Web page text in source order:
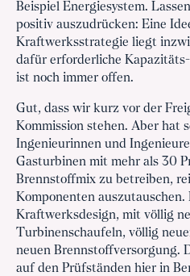
Beispiel Energiesystem.
positiv auszudrücken: Eine
Kraftwerksstrategie liegt
dafür erforderliche
ist noch immer offen.
Gut, dass wir kurz vor der
Kommission stehen. Aber hat
Ingenieurinnen und
Gasturbinen mit mehr als 30
Brennstoffmix zu betreiben,
Komponenten
Kraftwerksdesign, mit völlig
Turbinenschaufeln, völlig
neuen Brennstoffversorgung.
auf den Prüfständen hier in